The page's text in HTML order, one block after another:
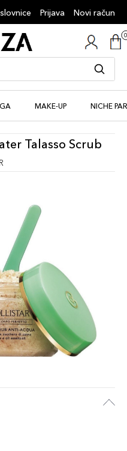
Prijava Novi račun
MAKE-UP NICHE
Talasso Scrub